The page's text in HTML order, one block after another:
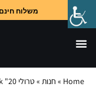
משלוח חינם
Home
» חנות »